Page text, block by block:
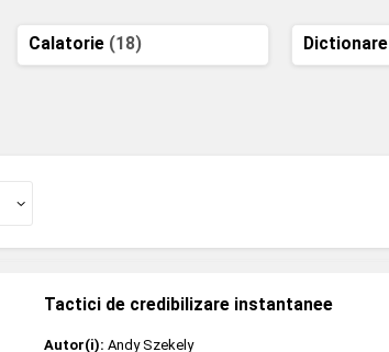
Calatorie (18) Dictionare
Tactici de credibilizare instantanee
Autor(i): Andy Szekely